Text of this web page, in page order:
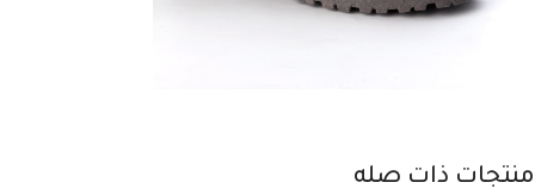
منتجات ذات صله